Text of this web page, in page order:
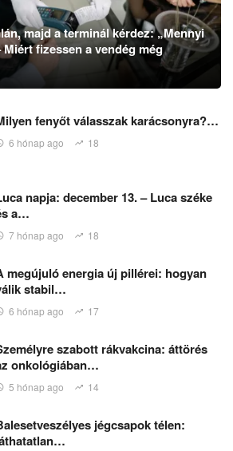
majd a terminál kérdez: „Mennyi
fizessen a vendég még
fenyőt válasszak karácsonyra?…
6 hónap ago 18
napja: december 13. – Luca széke
a…
7 hónap ago 18
megújuló energia új pillérei: hogyan
stabil…
6 hónap ago 17
szabott rákvakcina: áttörés
onkológiában…
5 hónap ago 14
jégcsapok télen: